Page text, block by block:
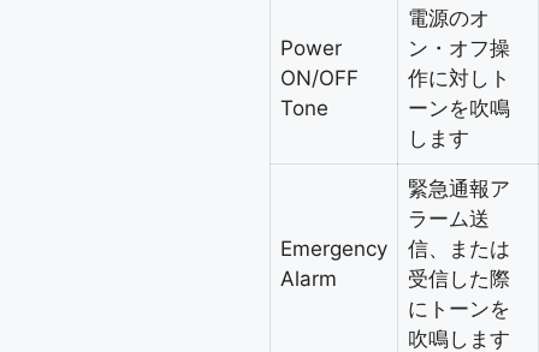
Power
ON/OFF
Tone
電源のオ
ン・オフ操
作に対しト
ーンを吹鳴
します
Emergency
Alarm
緊急通報ア
ラーム送
信、または
受信した際
にトーンを
吹鳴します